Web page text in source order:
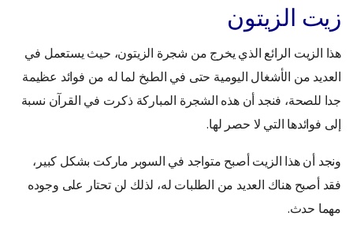
زيت الزيتون
هذا الزيت الرائع الذي يخرج من شجرة الزيتون، حيث يستعمل في
العديد من الأشغال اليومية حتى في الطبخ لما له من فوائد عظيمة
جدا للصحة، فنجد أن هذه الشجرة المباركة ذكرت في القرآن نسبة
إلى فوائدها التي لا حصر لها.
ونجد أن هذا الزيت أصبح متواجد في السوبر ماركت بشكل كبير،
فقد أصبح هناك العديد من الطلبات له، لذلك لن تحتار على وجوده
مهما حدث.